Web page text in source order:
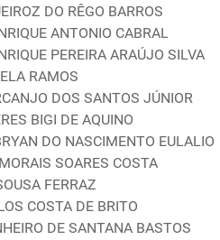
DO RÊGO BARROS
ANTONIO CABRAL
PEREIRA ARAÚJO SILVA
RAMOS
DOS SANTOS JÚNIOR
BIGI DE AQUINO
DO NASCIMENTO EULALIO
SOARES COSTA
FERRAZ
COSTA DE BRITO
DE SANTANA BASTOS